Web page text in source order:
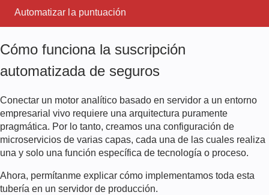
Automatizar la puntuación
Cómo funciona la suscripción
automatizada de seguros
Conectar un motor analítico basado en servidor a un entorno
empresarial vivo requiere una arquitectura puramente
pragmática. Por lo tanto, creamos una configuración de
microservicios de varias capas, cada una de las cuales realiza
una y solo una función específica de tecnología o proceso.
Ahora, permítanme explicar cómo implementamos toda esta
tubería en un servidor de producción.